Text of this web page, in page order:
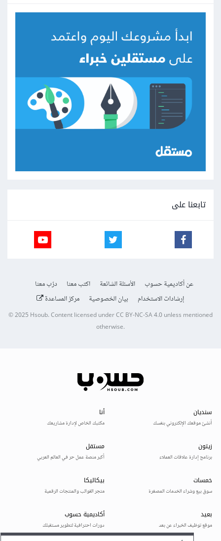
تابعنا على
عن أكاديمية حسوب الأسئلة الشائعة اكتب معنا
درّب معنا
إرشادات الاستخدام
بيان الخصوصية مركز المساعدة
© 2025Hsoub.Content licensed underCC BY-NC-SA 4.0unless mentioned
otherwise.